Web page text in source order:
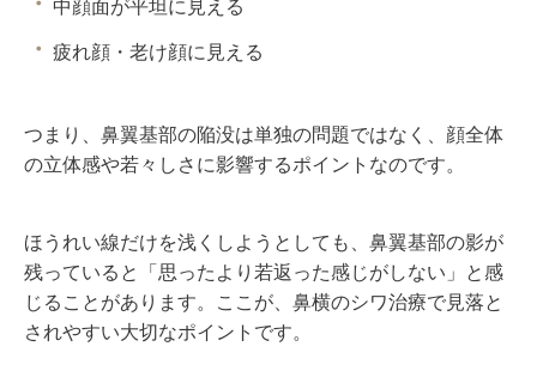
中顔面が平坦に見える
疲れ顔・老け顔に見える
つまり、鼻翼基部の陥没は単独の問題ではなく、顔全体
の立体感や若々しさに影響するポイントなのです。
ほうれい線だけを浅くしようとしても、鼻翼基部の影が
残っていると「思ったより若返った感じがしない」と感
じることがあります。ここが、鼻横のシワ治療で見落と
されやすい大切なポイントです。